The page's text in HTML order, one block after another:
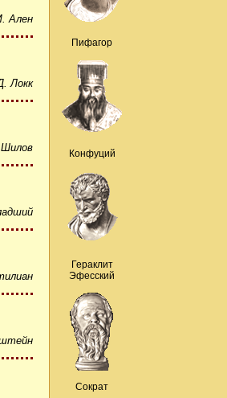
Ален
Локк
Пифагор
Конфуций
Гераклит
Эфесский
Сократ